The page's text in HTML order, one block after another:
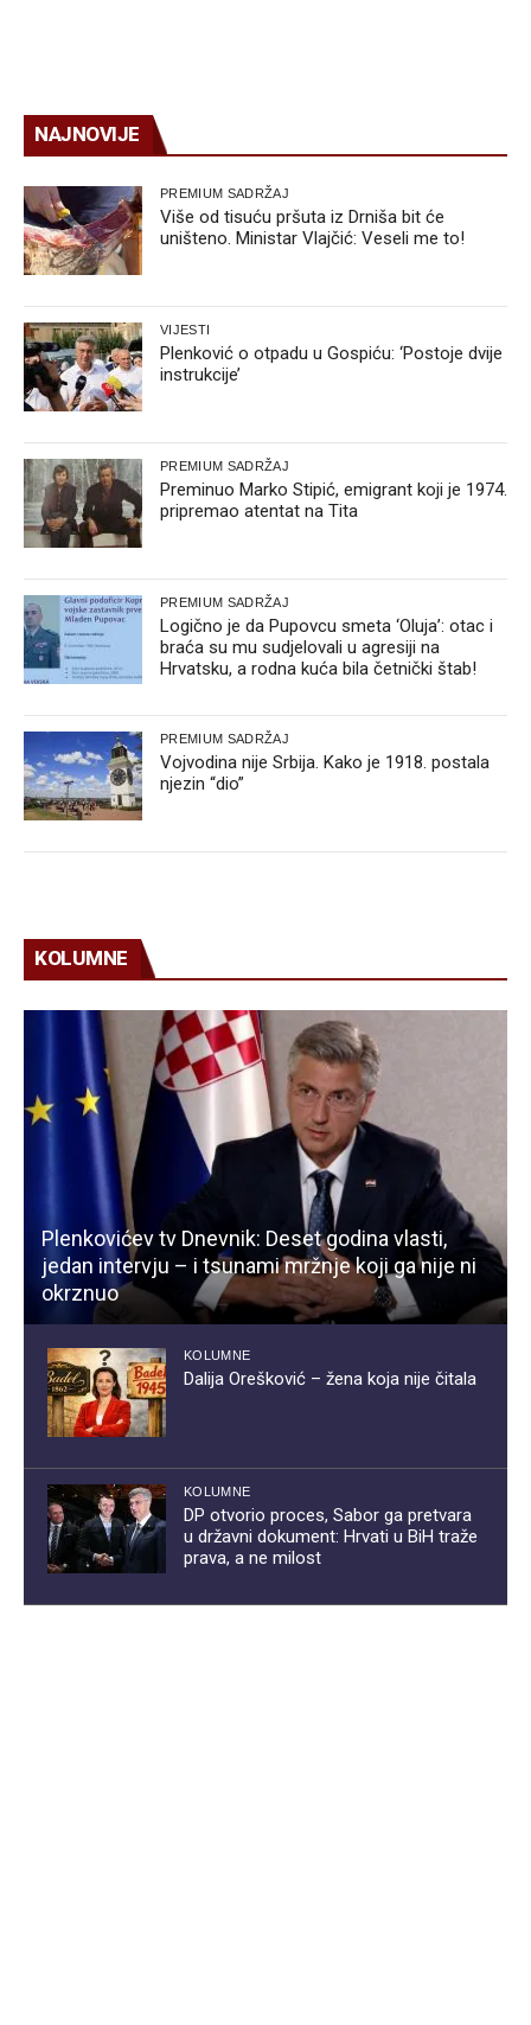
NAJNOVIJE
PREMIUM SADRŽAJ
Više od tisuću pršuta iz Drniša bit će
uništeno. Ministar Vlajčić: Veseli me to!
VIJESTI
Plenković o otpadu u Gospiću: ‘Postoje dvije
instrukcije’
PREMIUM SADRŽAJ
Preminuo Marko Stipić, emigrant koji je 1974.
pripremao atentat na Tita
PREMIUM SADRŽAJ
Logično je da Pupovcu smeta ‘Oluja’: otac i
braća su mu sudjelovali u agresiji na
Hrvatsku, a rodna kuća bila četnički štab!
PREMIUM SADRŽAJ
Vojvodina nije Srbija. Kako je 1918. postala
njezin “dio”
KOLUMNE
Plenkovićev tv Dnevnik: Deset godina vlasti,
jedan intervju – i tsunami mržnje koji ga nije ni
okrznuo
KOLUMNE
Dalija Orešković – žena koja nije čitala
KOLUMNE
DP otvorio proces, Sabor ga pretvara
u državni dokument: Hrvati u BiH traže
prava, a ne milost